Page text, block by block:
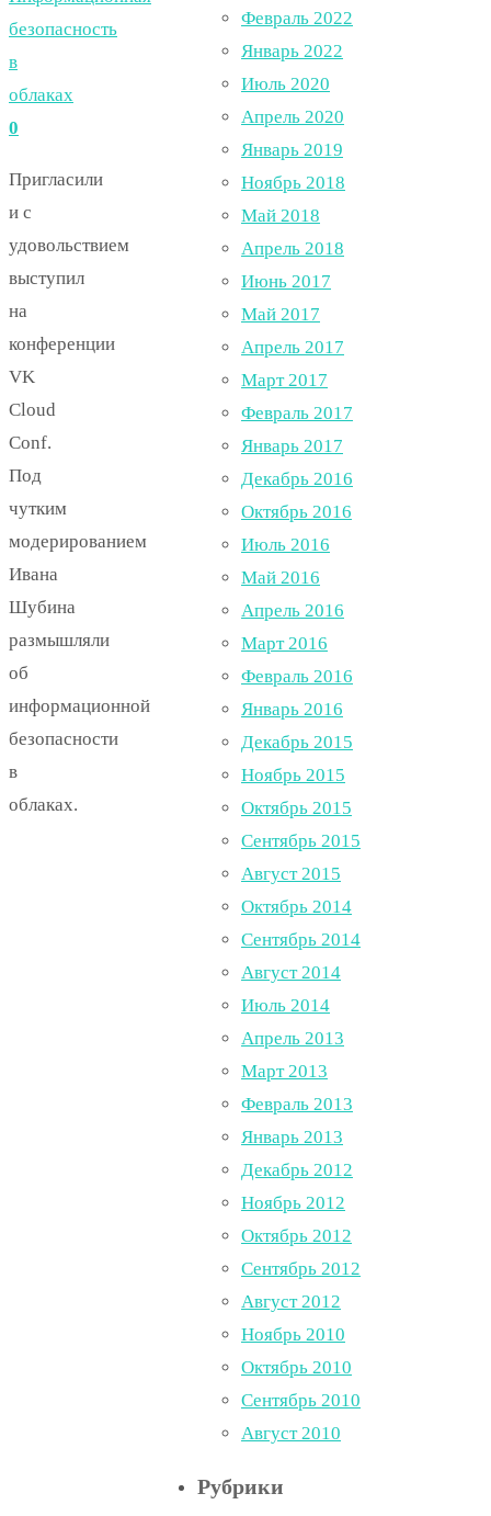
безопасность
в
облаках
0
Пригласили
и с
удовольствием
выступил
на
конференции
VK
Cloud
Conf.
Под
чутким
модерированием
Ивана
Шубина
размышляли
об
информационной
безопасности
в
облаках.
Февраль 2022
Январь 2022
Июль 2020
Апрель 2020
Январь 2019
Ноябрь 2018
Май 2018
Апрель 2018
Июнь 2017
Май 2017
Апрель 2017
Март 2017
Февраль 2017
Январь 2017
Декабрь 2016
Октябрь 2016
Июль 2016
Май 2016
Апрель 2016
Март 2016
Февраль 2016
Январь 2016
Декабрь 2015
Ноябрь 2015
Октябрь 2015
Сентябрь 2015
Август 2015
Октябрь 2014
Сентябрь 2014
Август 2014
Июль 2014
Апрель 2013
Март 2013
Февраль 2013
Январь 2013
Декабрь 2012
Ноябрь 2012
Октябрь 2012
Сентябрь 2012
Август 2012
Ноябрь 2010
Октябрь 2010
Сентябрь 2010
Август 2010
Рубрики